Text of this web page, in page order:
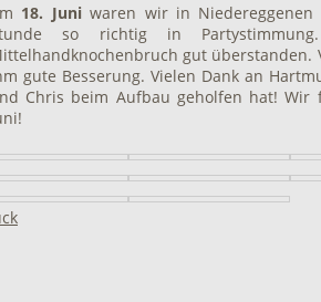
18. Juniwaren wir in Niedereggenen
so richtig in
gut überstanden.
gute Besserung. Vielen Dank an
Chris beim Aufbau geholfen hat! Wir